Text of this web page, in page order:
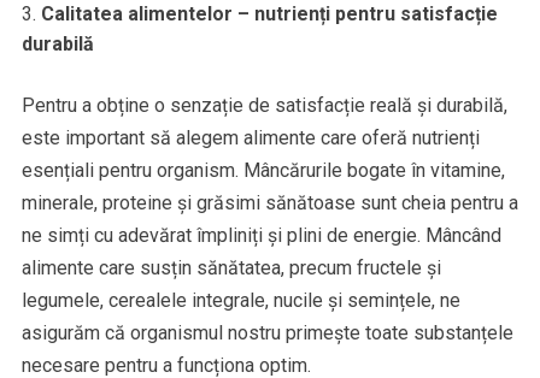
Calitatea alimentelor – nutrienți pentru satisfacție
durabilă
Pentru a obține o senzație de satisfacție reală și durabilă,
este important să alegem alimente care oferă nutrienți
esențiali pentru organism. Mâncărurile bogate în vitamine,
minerale, proteine și grăsimi sănătoase sunt cheia pentru a
ne simți cu adevărat împliniți și plini de energie. Mâncând
alimente care susțin sănătatea, precum fructele și
legumele, cerealele integrale, nucile și semințele, ne
asigurăm că organismul nostru primește toate substanțele
necesare pentru a funcționa optim.